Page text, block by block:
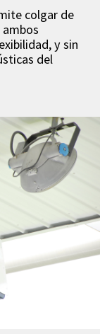
colgar de
ambos
y sin
del